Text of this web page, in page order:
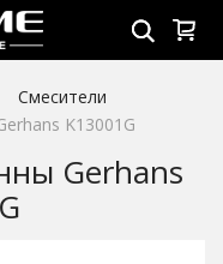
Смесители
K13001G
Gerhans